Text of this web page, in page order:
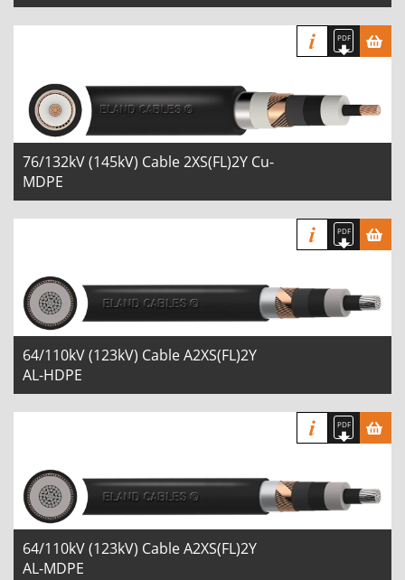
76/132kV (145kV) Cable 2XS(FL)2Y Cu-
MDPE
64/110kV (123kV) Cable A2XS(FL)2Y
AL-HDPE
64/110kV (123kV) Cable A2XS(FL)2Y
AL-MDPE